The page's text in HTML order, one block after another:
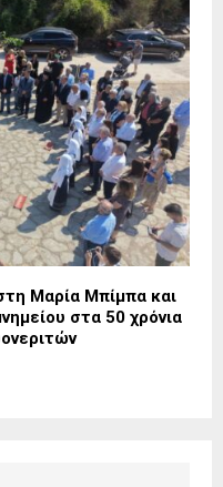
Μαρία Μπίμπα και
στα 50 χρόνια